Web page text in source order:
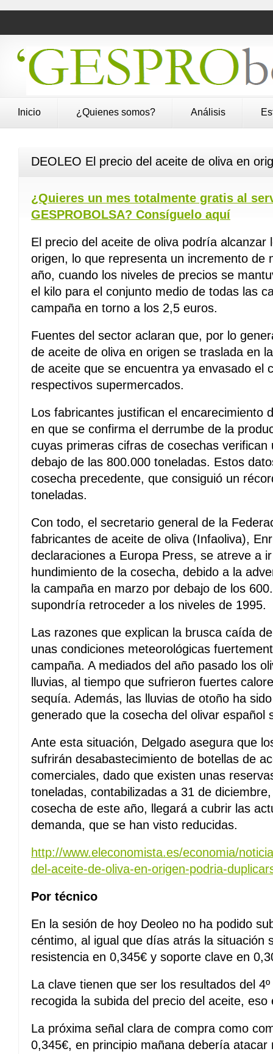
Inicio ¿Quienes somos? Análisis
DEOLEO El precio del aceite de oliva en
¿Quieres un mes totalmente gratis al
GESPROBOLSA? Consíguelo aquí
El precio del aceite de oliva podría alcanzar
origen, lo que representa un incremento de
año, cuando los niveles de precios se
el kilo para el conjunto medio de todas las
campaña en torno a los 2,5 euros.
Fuentes del sector aclaran que, por lo
de aceite de oliva en origen se traslada en
de aceite que se encuentra ya envasado el
respectivos supermercados.
Los fabricantes justifican el encarecimiento
en que se confirma el derrumbe de la
cuyas primeras cifras de cosechas
debajo de las 800.000 toneladas. Estos
cosecha precedente, que consiguió un
toneladas.
Con todo, el secretario general de la
fabricantes de aceite de oliva (Infaoliva),
declaraciones a Europa Press, se atreve a
hundimiento de la cosecha, debido a la
la campaña en marzo por debajo de los
supondría retroceder a los niveles de 1995.
Las razones que explican la brusca caída
unas condiciones meteorológicas
campaña. A mediados del año pasado los
lluvias, al tiempo que sufrieron fuertes
sequía. Además, las lluvias de otoño ha
generado que la cosecha del olivar español
Ante esta situación, Delgado asegura que
sufrirán desabastecimiento de botellas de
comerciales, dado que existen unas
toneladas, contabilizadas a 31 de
cosecha de este año, llegará a cubrir las
demanda, que se han visto reducidas.
http://www.eleconomista.es/economia/
del-aceite-de-oliva-en-origen-podria-
Por técnico
En la sesión de hoy Deoleo no ha podido
céntimo, al igual que días atrás la situación
resistencia en 0,345€ y soporte clave en
La clave tienen que ser los resultados del
recogida la subida del precio del aceite,
La próxima señal clara de compra como
0,345€, en principio mañana debería